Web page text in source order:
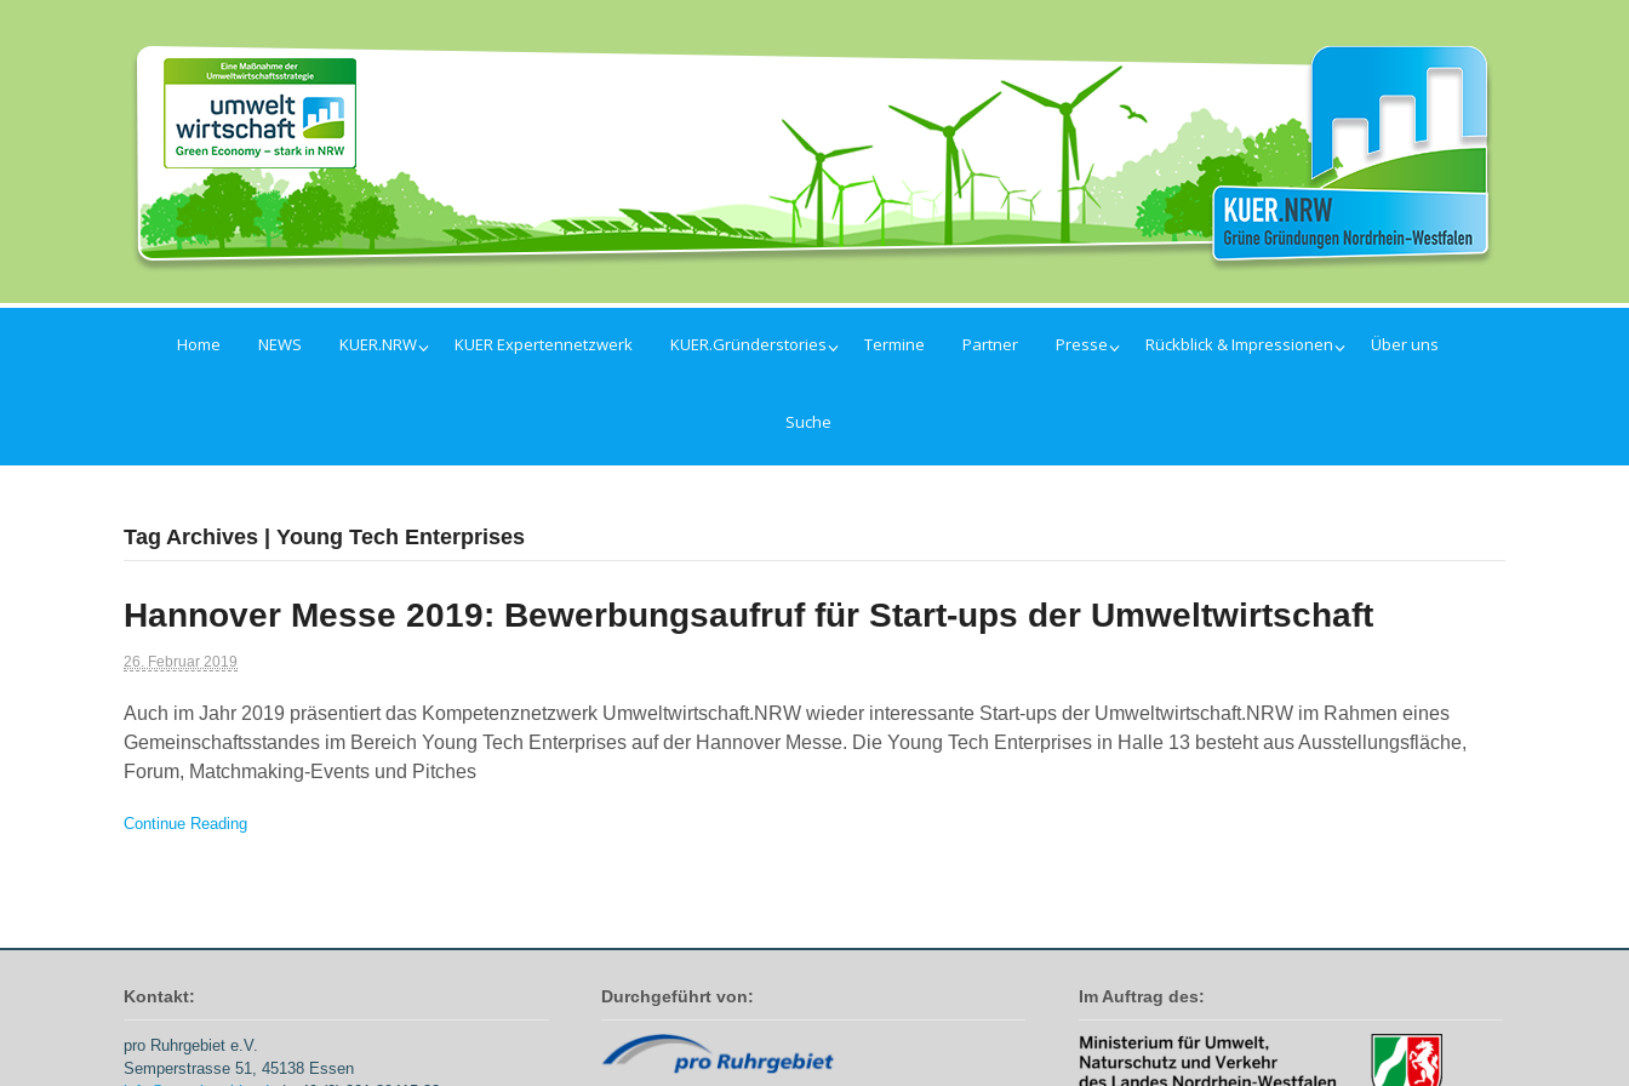
Home NEWS KUER.NRW KUER Expertennetzwerk KUER.Gründerstories Termine Partner Presse Rückblick & Impressionen Über uns
Suche
Tag Archives | Young Tech Enterprises
Hannover Messe 2019: Bewerbungsaufruf für Start-ups der Umweltwirtschaft
26. Februar 2019
Auch im Jahr 2019 präsentiert das Kompetenznetzwerk Umweltwirtschaft.NRW wieder interessante Start-ups der Umweltwirtschaft.NRW im Rahmen eines
Gemeinschaftsstandes im Bereich Young Tech Enterprises auf der Hannover Messe. Die Young Tech Enterprises in Halle 13 besteht aus Ausstellungsfläche,
Forum, Matchmaking-Events und Pitches
Continue Reading
Kontakt:
pro Ruhrgebiet e.V.
Semperstrasse 51, 45138 Essen
Durchgeführt von: Im Auftrag des: